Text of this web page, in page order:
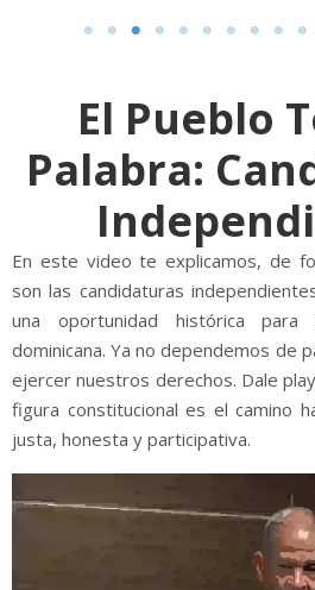
El Pueblo
Palabra:
En este video te explicamos, de
son las candidaturas
una oportunidad histórica para
dominicana. Ya no dependemos de
ejercer nuestros derechos. Dale
figura constitucional es el camino
justa, honesta y participativa.